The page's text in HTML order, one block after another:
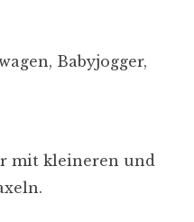
Babyjogger,
mit kleineren und